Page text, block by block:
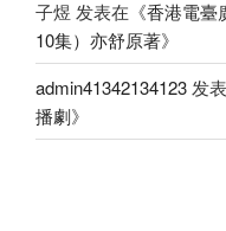
子煜 发表在《香港電臺
10集）亦舒原著》
admin41342134123 发
播劇》